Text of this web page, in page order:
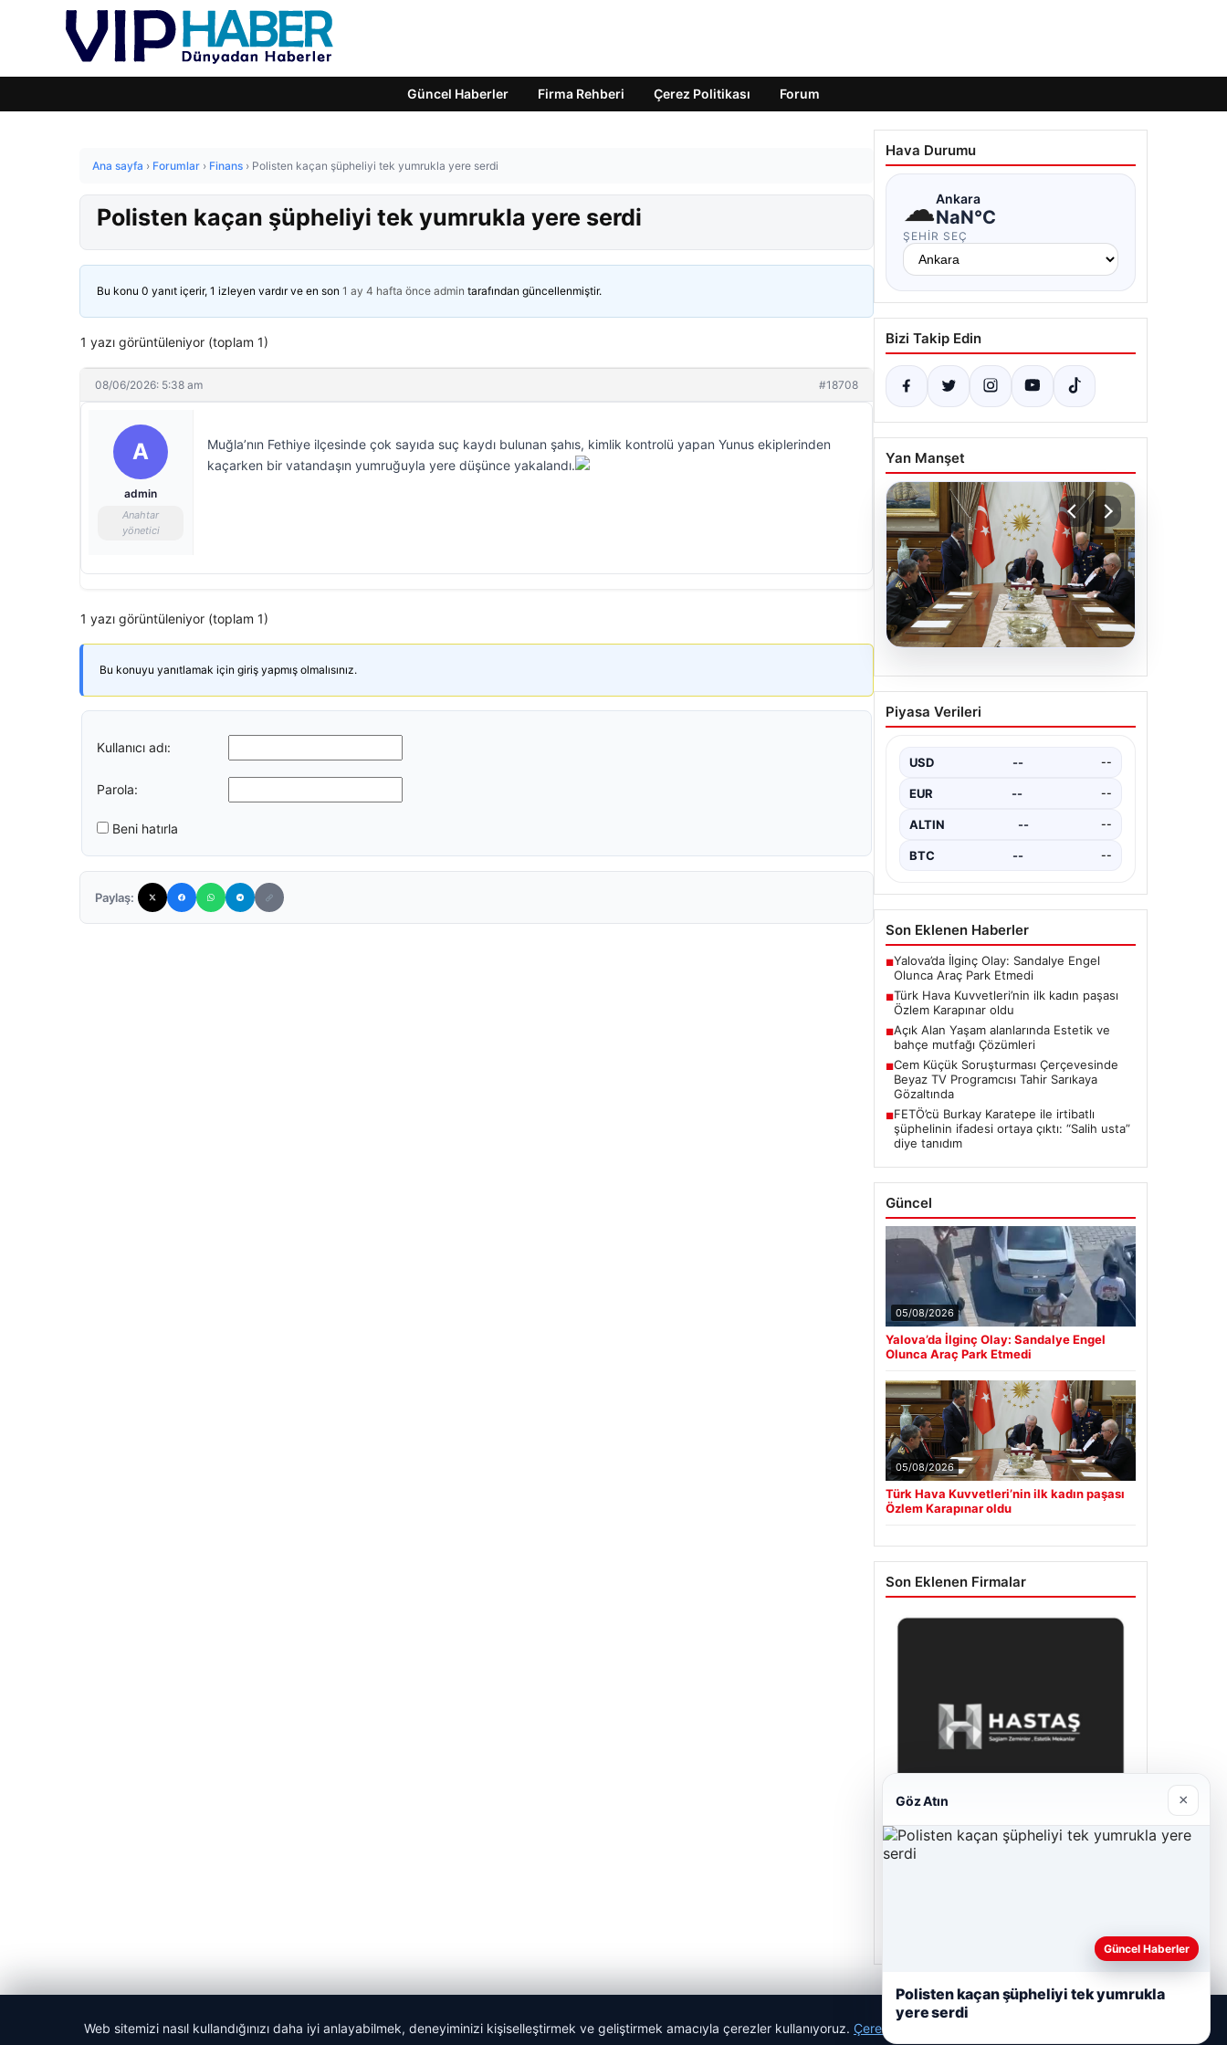
Güncel Haberler Firma Rehberi Çerez Politikası Forum
Ana sayfa › Forumlar › Finans › Polisten kaçan şüpheliyi tek yumrukla yere serdi
Polisten kaçan şüpheliyi tek yumrukla yere serdi
Bu konu 0 yanıt içerir, 1 izleyen vardır ve en son 1 ay 4 hafta önce admin tarafından güncellenmiştir.
1 yazı görüntüleniyor (toplam 1)
08/06/2026: 5:38 am #18708
A
admin
Anahtar
yönetici
Muğla’nın Fethiye ilçesinde çok sayıda suç kaydı bulunan şahıs, kimlik kontrolü yapan Yunus ekiplerinden
kaçarken bir vatandaşın yumruğuyla yere düşünce yakalandı.
1 yazı görüntüleniyor (toplam 1)
Bu konuyu yanıtlamak için giriş yapmış olmalısınız.
Kullanıcı adı:
Parola:
Beni hatırla
Paylaş:
Hava Durumu
☁Ankara
NaN°C
ŞEHIR SEÇ
Bizi Takip Edin
Yan Manşet
Türk Hava Kuvvetleri’nin
ilk kadın paşası Özlem
Piyasa Verileri
USD -- --
EUR -- --
ALTIN -- --
BTC -- --
Son Eklenen Haberler
■Yalova’da İlginç Olay: Sandalye Engel
Olunca Araç Park Etmedi
■Türk Hava Kuvvetleri’nin ilk kadın paşası
Özlem Karapınar oldu
■Açık Alan Yaşam alanlarında Estetik ve
bahçe mutfağı Çözümleri
■Cem Küçük Soruşturması Çerçevesinde
Beyaz TV Programcısı Tahir Sarıkaya
Gözaltında
■FETÖ’cü Burkay Karatepe ile irtibatlı
şüphelinin ifadesi ortaya çıktı: “Salih usta”
diye tanıdım
Güncel
05/08/2026
Yalova’da İlginç Olay: Sandalye Engel
Olunca Araç Park Etmedi
05/08/2026
Türk Hava Kuvvetleri’nin ilk kadın paşası
Özlem Karapınar oldu
Son Eklenen Firmalar
Web sitemizi nasıl kullandığınızı daha iyi anlayabilmek, deneyiminizi kişiselleştirmek ve geliştirmek amacıyla çerezler kullanıyoruz. Çerez Politikamız
Göz Atın ×
Güncel Haberler
Polisten kaçan şüpheliyi tek yumrukla
yere serdi